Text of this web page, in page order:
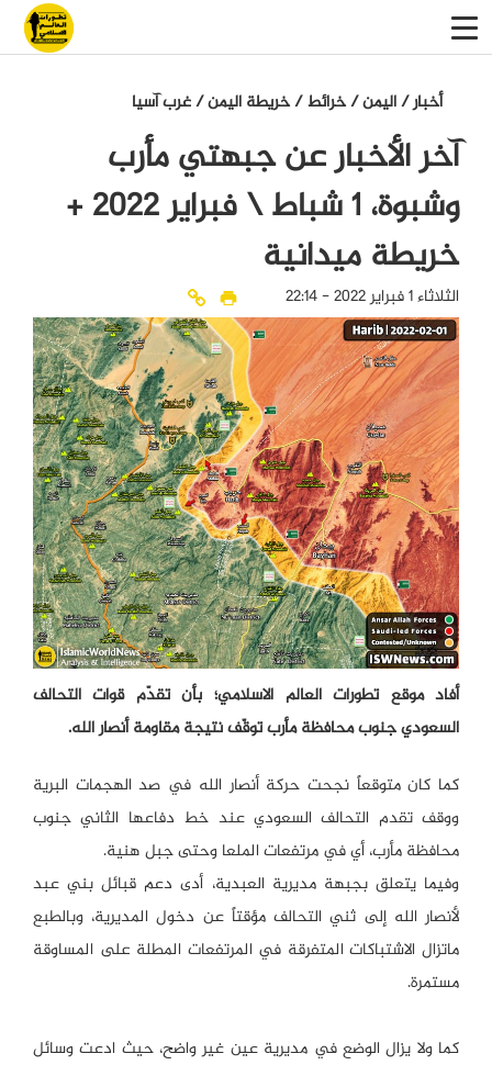
أخبار/اليمن/خرائط/خريطة اليمن/غرب آسيا
آخر الأخبار عن جبهتي مأرب
وشبوة، 1 شباط \ فبراير 2022 +
خريطة ميدانية
الثلاثاء 1 فبراير 2022 - 22:14
أفاد موقع تطورات العالم الاسلامي؛ بأن تقدّم قوات التحالف
السعودي جنوب محافظة مأرب توقّف نتيجة مقاومة أنصار الله.
كما كان متوقعاً نجحت حركة أنصار الله في صد الهجمات البرية
ووقف تقدم التحالف السعودي عند خط دفاعها الثاني جنوب
محافظة مأرب، أي في مرتفعات الملعا وحتى جبل هنية.
وفيما يتعلق بجبهة مديرية العبدية، أدى دعم قبائل بني عبد
لأنصار الله إلى ثني التحالف مؤقتاً عن دخول المديرية، وبالطبع
ماتزال الاشتباكات المتفرقة في المرتفعات المطلة على المساوقة
مستمرة.
كما ولا يزال الوضع في مديرية عين غير واضح، حيث ادعت وسائل